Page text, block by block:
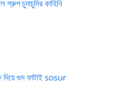
গ্রুপ চুদাচুদির কাহিনি
দিয়ে গুদ ফাটাই sosur